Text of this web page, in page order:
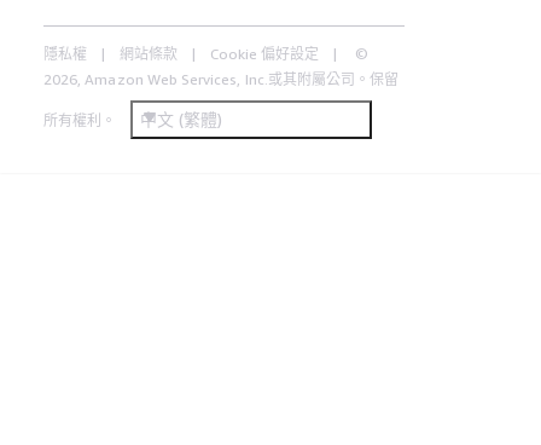
隱私權 網站條款 Cookie 偏好設定
©
2026, Amazon Web Services, Inc.或其附屬公司。保留
所有權利。 中文 (繁體)